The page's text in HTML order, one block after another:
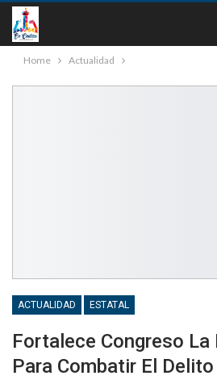
Home Actualidad
ACTUALIDAD ESTATAL
Fortalece Congreso La
Para Combatir El